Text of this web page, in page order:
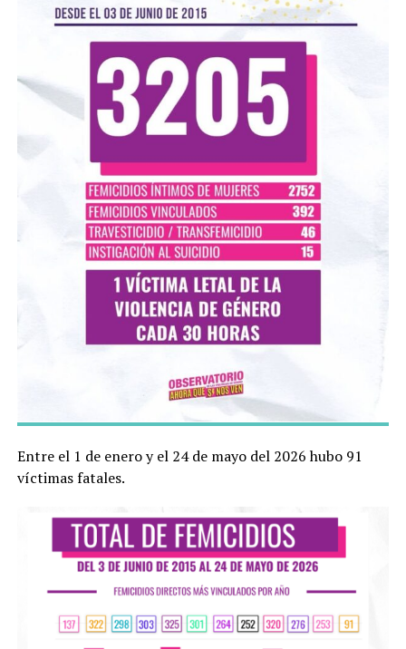
Entre el 1 de enero y el 24 de mayo del 2026 hubo 91
víctimas fatales.